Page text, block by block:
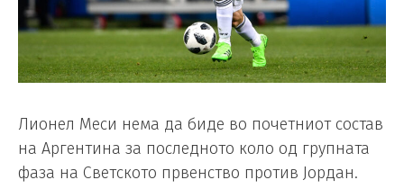
Лионел Меси нема да биде во почетниот состав
на Аргентина за последното коло од групната
фаза на Светското првенство против Јордан.